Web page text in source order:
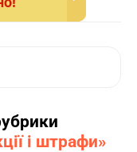
і штрафи»